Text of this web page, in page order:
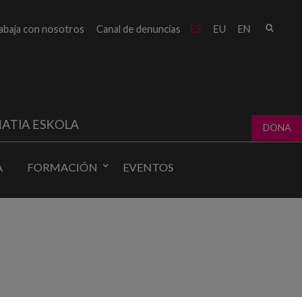
ES EU EN
con nosotros Canal de denuncias
ESKOLA DONA
FORMACIÓN EVENTOS